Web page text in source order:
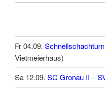
Fr 04.09.
Vietmeierhaus)
Sa 12.09. SC Gronau II –